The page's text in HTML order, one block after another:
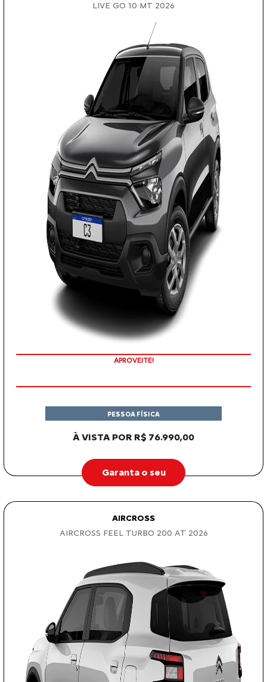
LIVE GO 1.0 MT 2026
APROVEITE!
À VISTA POR R$ 76.990,00
PESSOA FÍSICA
Garanta o seu
AIRCROSS
AIRCROSS FEEL TURBO 200 AT 2026